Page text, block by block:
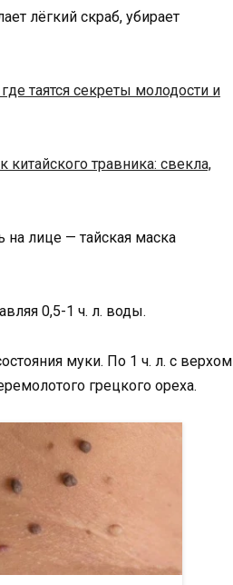
лёгкий скраб, убирает
таятся секреты молодости и
травника: свекла,
на лице — тайская маска
0,5-1 ч. л. воды.
муки. По 1 ч. л. с верхом
грецкого ореха.